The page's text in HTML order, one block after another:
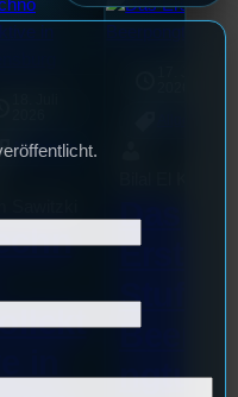
Allgemein
Das
Erste
Stufu
Beerpo
ngturni